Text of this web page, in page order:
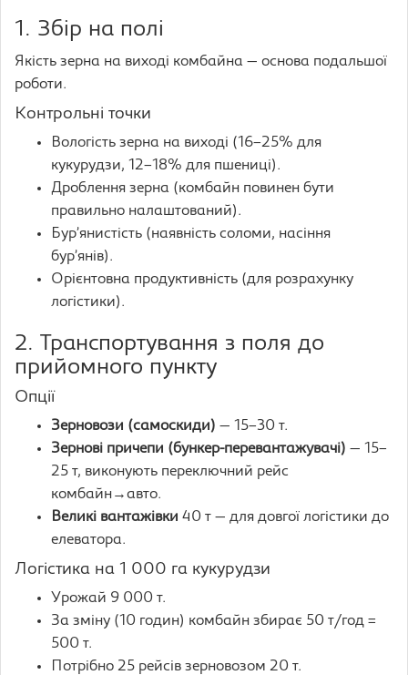
1. Збір на полі
Якість зерна на виході комбайна — основа подальшої
роботи.
Контрольні точки
Вологість зерна на виході (16–25% для
кукурудзи, 12–18% для пшениці).
Дроблення зерна (комбайн повинен бути
правильно налаштований).
Бур’янистість (наявність соломи, насіння
бур’янів).
Орієнтовна продуктивність (для розрахунку
логістики).
2. Транспортування з поля до
прийомного пункту
Опції
Зерновози (самоскиди) — 15–30 т.
Зернові причепи (бункер-перевантажувачі) — 15–
25 т, виконують переключний рейс
комбайн→авто.
Великі вантажівки 40 т — для довгої логістики до
елеватора.
Логістика на 1 000 га кукурудзи
Урожай 9 000 т.
За зміну (10 годин) комбайн збирає 50 т/год =
500 т.
Потрібно 25 рейсів зерновозом 20 т.